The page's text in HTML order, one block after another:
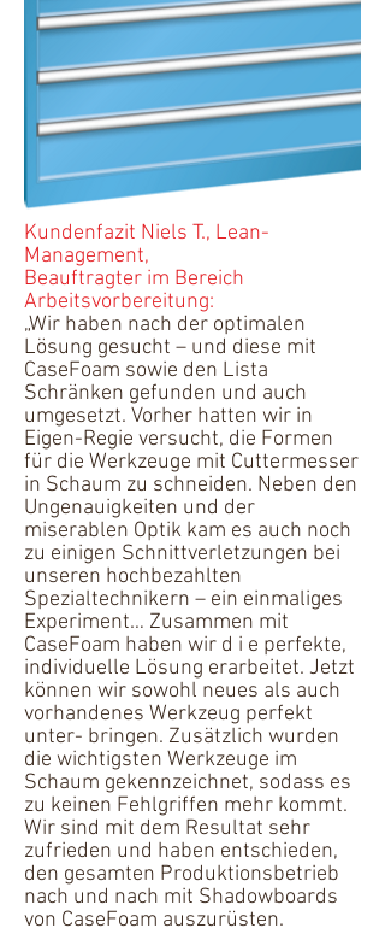
Kundenfazit Niels T., Lean-
Management,
Beauftragter im Bereich
Arbeitsvorbereitung:
„Wir haben nach der optimalen
Lösung gesucht – und diese mit
CaseFoam sowie den Lista
Schränken gefunden und auch
umgesetzt. Vorher hatten wir in
Eigen-Regie versucht, die Formen
für die Werkzeuge mit Cuttermesser
in Schaum zu schneiden. Neben den
Ungenauigkeiten und der
miserablen Optik kam es auch noch
zu einigen Schnittverletzungen bei
unseren hochbezahlten
Spezialtechnikern – ein einmaliges
Experiment… Zusammen mit
CaseFoam haben wir d i e perfekte,
individuelle Lösung erarbeitet. Jetzt
können wir sowohl neues als auch
vorhandenes Werkzeug perfekt
unter- bringen. Zusätzlich wurden
die wichtigsten Werkzeuge im
Schaum gekennzeichnet, sodass es
zu keinen Fehlgriffen mehr kommt.
Wir sind mit dem Resultat sehr
zufrieden und haben entschieden,
den gesamten Produktionsbetrieb
nach und nach mit Shadowboards
von CaseFoam auszurüsten.